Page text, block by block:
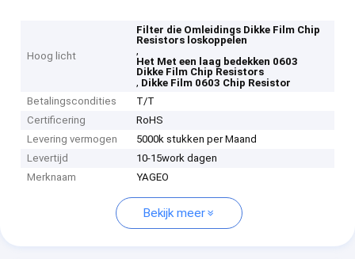
Hoog licht
Filter die Omleidings Dikke Film Chip
Resistors loskoppelen
,
Het Met een laag bedekken 0603
Dikke Film Chip Resistors
, Dikke Film 0603 Chip Resistor
Betalingscondities
T/T
Certificering
RoHS
Levering vermogen
5000k stukken per Maand
Levertijd
10-15work dagen
Merknaam
YAGEO
Bekijk meer